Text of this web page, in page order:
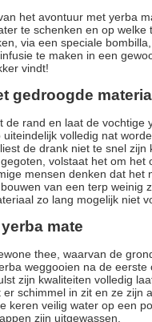
het avontuur met yerba
te schenken en op
via een speciale
te maken in een
vindt!
gedroogde
de rand en laat de
volledig nat
de drank niet te snel
volstaat het om
mensen denken dat
van een terp weinig
zo lang mogelijk niet
mate
thee, waarvan de
weggooien na de
zijn kwaliteiten volledig
schimmel in zit en ze zijn
keren veilig water op een
zijn uitgewassen.